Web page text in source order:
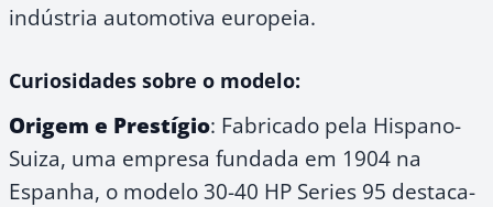
indústria automotiva europeia.
Curiosidades sobre o modelo:
Origem e Prestígio: Fabricado pela Hispano-
Suiza, uma empresa fundada em 1904 na
Espanha, o modelo 30-40 HP Series 95 destaca-